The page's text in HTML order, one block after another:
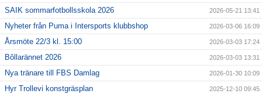
SAIK sommarfotbollsskola 2026 2026-05-21 13:41
Nyheter från Puma i Intersports klubbshop 2026-03-06 16:09
Årsmöte 22/3 kl. 15:00 2026-03-03 17:24
Bôllarännet 2026 2026-03-03 13:31
Nya tränare till FBS Damlag 2026-01-30 10:09
Hyr Trollevi konstgräsplan 2025-12-10 09:45